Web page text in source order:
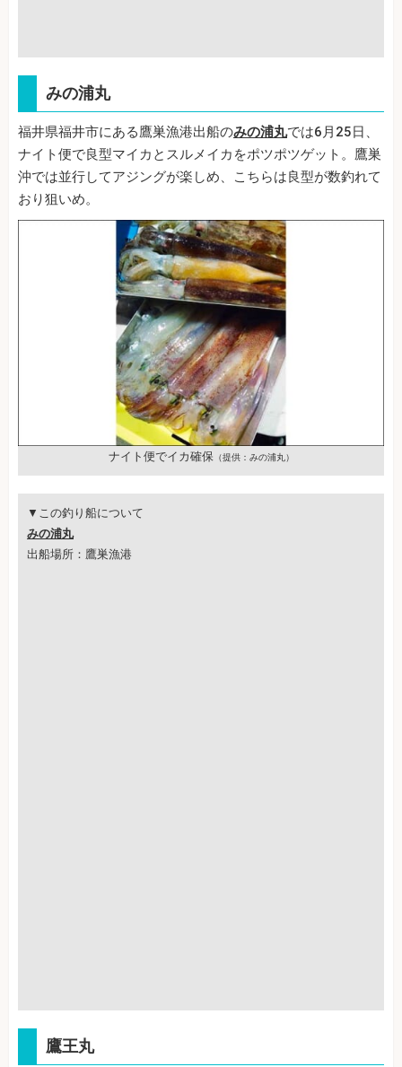
みの浦丸
福井県福井市にある鷹巣漁港出船のみの浦丸では6月25日、
ナイト便で良型マイカとスルメイカをポツポツゲット。鷹巣
沖では並行してアジングが楽しめ、こちらは良型が数釣れて
おり狙いめ。
ナイト便でイカ確保（提供：みの浦丸）
▼この釣り船について
みの浦丸
出船場所：鷹巣漁港
鷹王丸